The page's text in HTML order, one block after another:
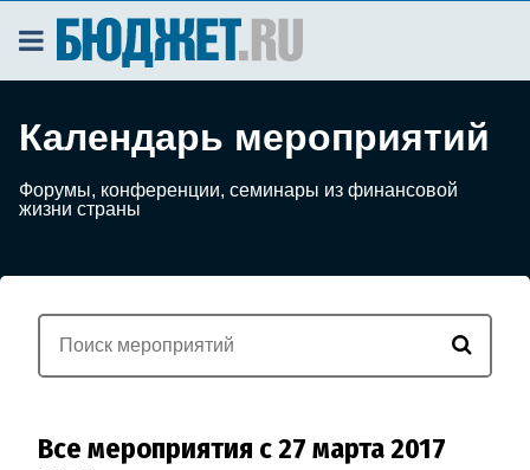
Календарь мероприятий
Форумы, конференции, семинары из финансовой
жизни страны
Все мероприятия с 27 марта 2017